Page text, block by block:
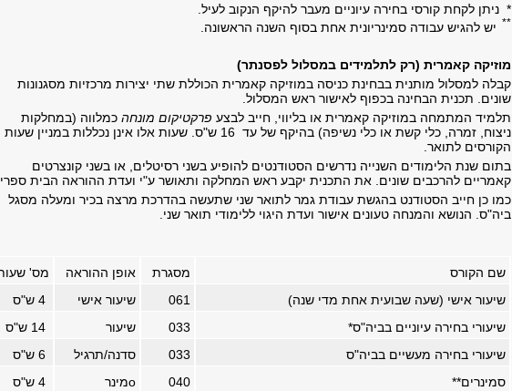
* ניתן לקחת קורסי בחירה עיוניים מעבר להיקף הנקוב לעיל.
** יש להגיש עבודה סמינריונית אחת בסוף השנה הראשונה.
מוזיקה קאמרית (רק לתלמידים במסלול לפסנתר)
קבלה למסלול מותנית בבחינת כניסה במוזיקה קאמרית הכוללת שתי יצירות מרכזיות מסגנונות
שונים. תכנית הבחינה בכפוף לאישור ראש המסלול.
תלמיד המתמחה במוזיקה קאמרית או בליווי, חייב לבצע פרקטיקום מונחה כמלווה (במחלקות
ניצוח, זמרה, כלי קשת או כלי נשיפה) בהיקף של עד 16 ש"ס. שעות אלו אינן נכללות במניין שעות
הקורסים לתואר.
בתום שנת הלימודים השנייה נדרשים הסטודנטים להופיע בשני רסיטלים, או בשני קונצרטים
קאמריים להרכבים שונים. את התכנית יקבע ראש המחלקה ותאושר ע"י ועדת ההוראה הבית
כמו כן חייב הסטודנט בהגשת עבודת גמר לתואר שני שתעשה בהדרכת מרצה בכיר ומעלה מסגל
ביה"ס. הנושא והמנחה טעונים אישור ועדת היגוי ללימודי תואר שני.
שם הקורס מסגרת אופן ההוראה
מס'
שיעור אישי (שעה שבועית אחת מדי שנה)
061 שיעור אישי 4 ש"ס
שיעורי בחירה עיוניים בביה"ס*
033 שיעור 14 ש"ס
שיעורי בחירה מעשיים בביה"ס
033 סדנה/תרגיל 6 ש"ס
סמינרים**
040
oמינר 4 ש"ס